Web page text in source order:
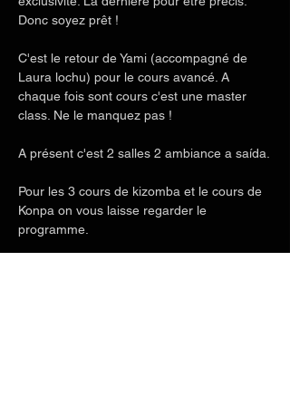
Donc soyez prêt !
C'est le retour de Yami (accompagné de
Laura lochu) pour le cours avancé. A
chaque fois sont cours c'est une master
class. Ne le manquez pas !
A présent c'est 2 salles 2 ambiance a saída.
Pour les 3 cours de kizomba et le cours de
Konpa on vous laisse regarder le
programme.